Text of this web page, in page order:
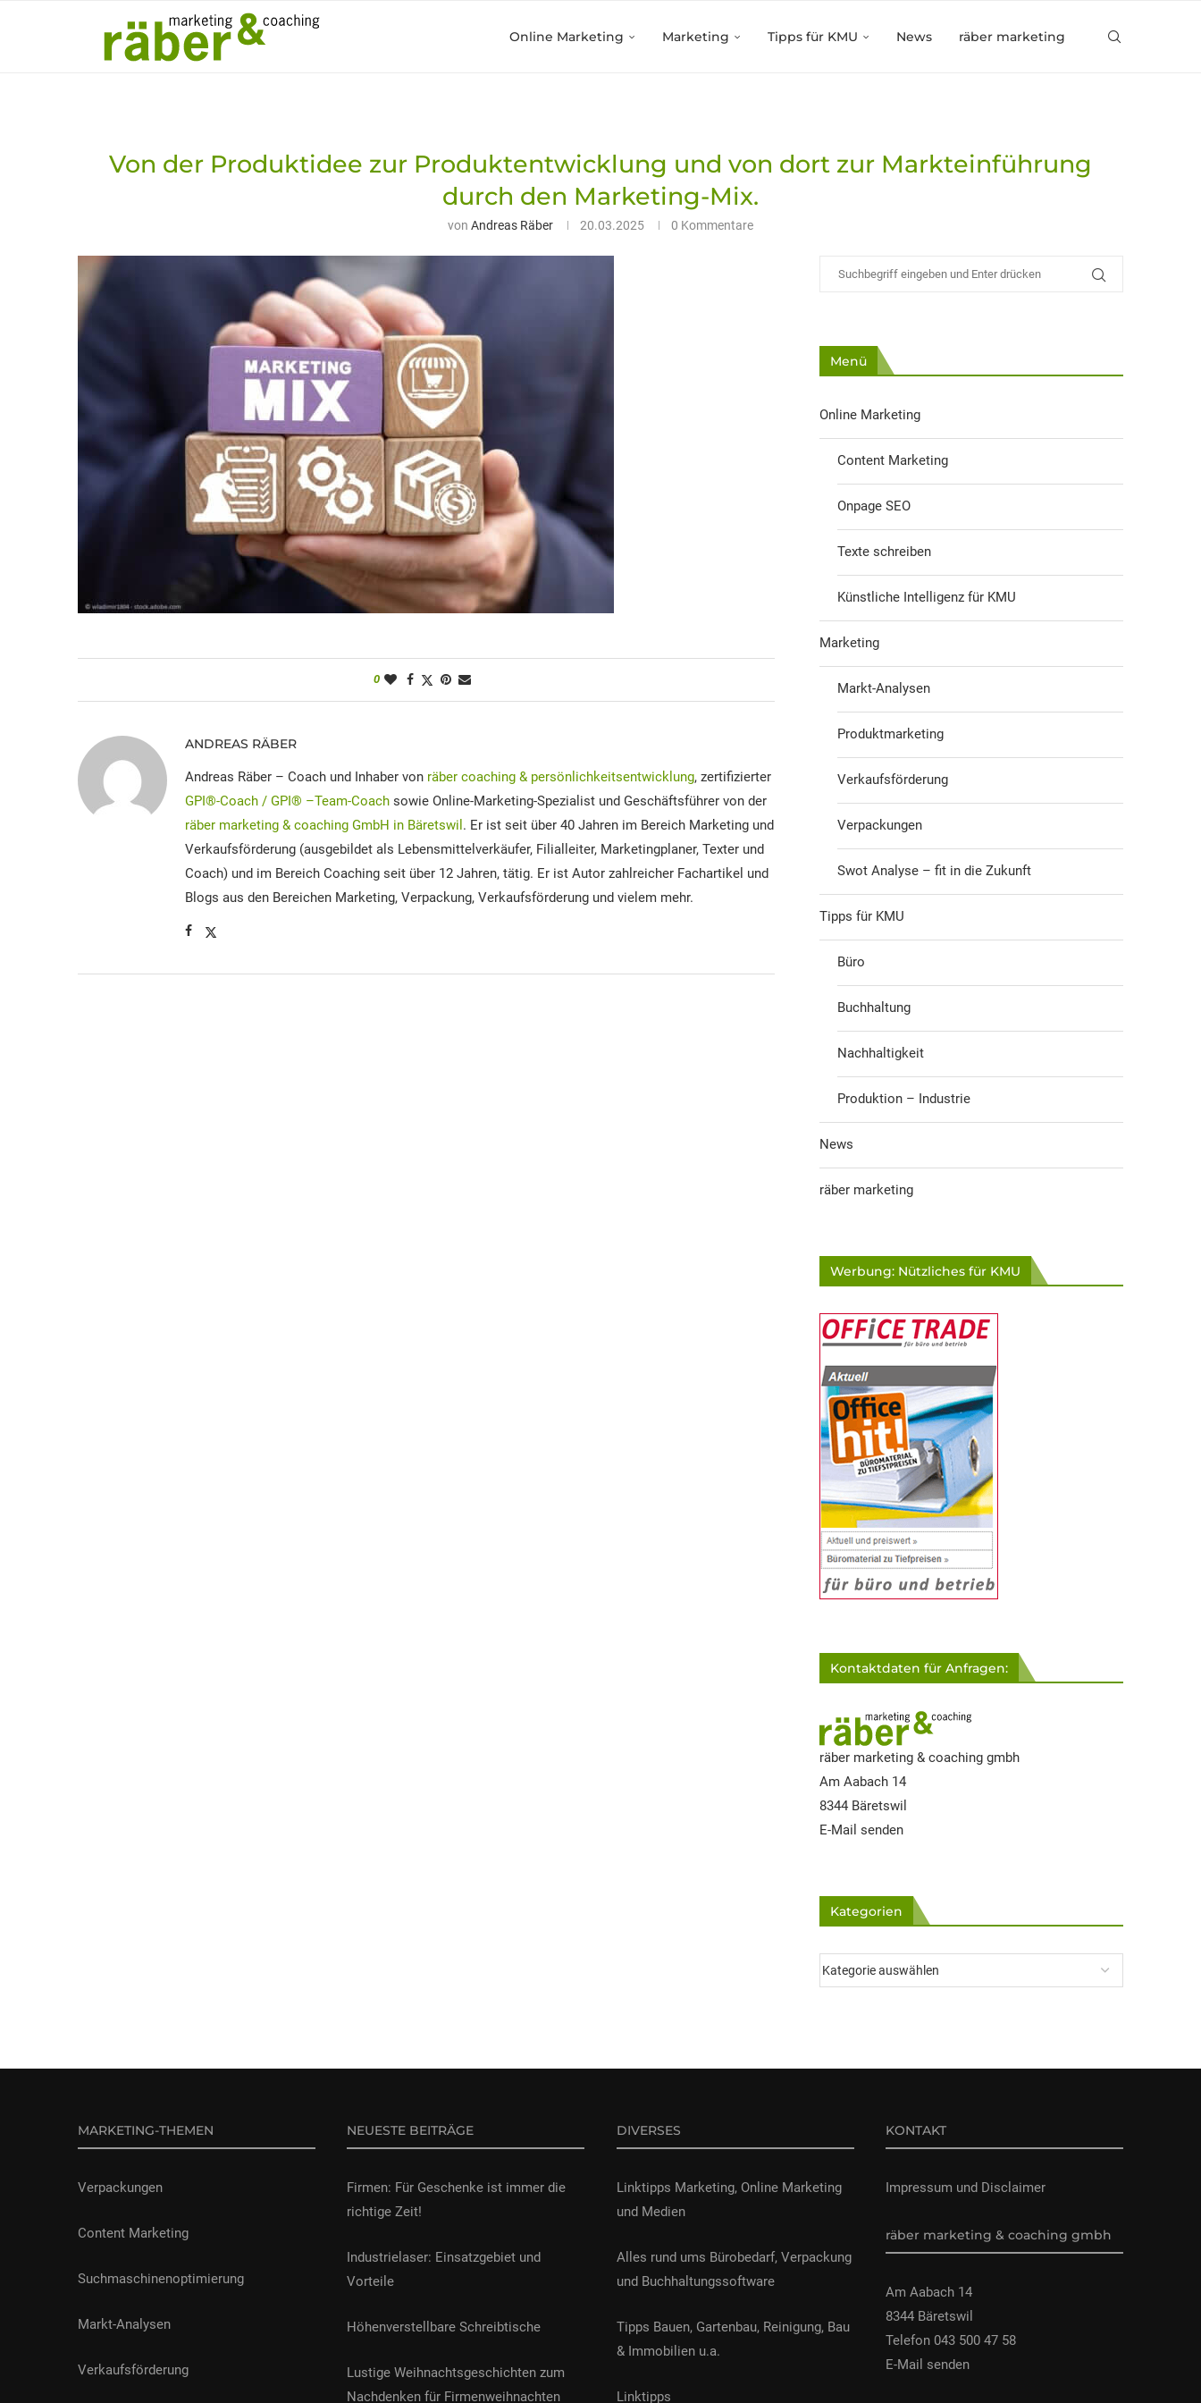
Online Marketing Marketing Tipps für KMU News räber marketing
Von der Produktidee zur Produktentwicklung und von dort zur Markteinführung
durch den Marketing-Mix.
von Andreas Räber 20.03.2025 0 Kommentare
0
ANDREAS RÄBER
Andreas Räber – Coach und Inhaber von räber coaching & persönlichkeitsentwicklung, zertifizierter
GPI®-Coach / GPI® –Team-Coach sowie Online-Marketing-Spezialist und Geschäftsführer von der
räber marketing & coaching GmbH in Bäretswil . Er ist seit über 40 Jahren im Bereich Marketing und
Verkaufsförderung (ausgebildet als Lebensmittelverkäufer, Filialleiter, Marketingplaner, Texter und
Coach) und im Bereich Coaching seit über 12 Jahren, tätig. Er ist Autor zahlreicher Fachartikel und
Blogs aus den Bereichen Marketing, Verpackung, Verkaufsförderung und vielem mehr.
Menü
Online Marketing
Content Marketing
Onpage SEO
Texte schreiben
Künstliche Intelligenz für KMU
Marketing
Markt-Analysen
Produktmarketing
Verkaufsförderung
Verpackungen
Swot Analyse – fit in die Zukunft
Tipps für KMU
Büro
Buchhaltung
Nachhaltigkeit
Produktion – Industrie
News
räber marketing
Werbung: Nützliches für KMU
Kontaktdaten für Anfragen:
räber marketing & coaching gmbh
Am Aabach 14
8344 Bäretswil
E-Mail senden
Kategorien
MARKETING-THEMEN
Verpackungen
Content Marketing
Suchmaschinenoptimierung
Markt-Analysen
Verkaufsförderung
NEUESTE BEITRÄGE
Firmen: Für Geschenke ist immer die
richtige Zeit!
Industrielaser: Einsatzgebiet und
Vorteile
Höhenverstellbare Schreibtische
Lustige Weihnachtsgeschichten zum
Nachdenken für Firmenweihnachten
DIVERSES
Linktipps Marketing, Online Marketing
und Medien
Alles rund ums Bürobedarf, Verpackung
und Buchhaltungssoftware
Tipps Bauen, Gartenbau, Reinigung, Bau
& Immobilien u.a.
Linktipps
KONTAKT
Impressum und Disclaimer
räber marketing & coaching gmbh
Am Aabach 14
8344 Bäretswil
Telefon 043 500 47 58
E-Mail senden